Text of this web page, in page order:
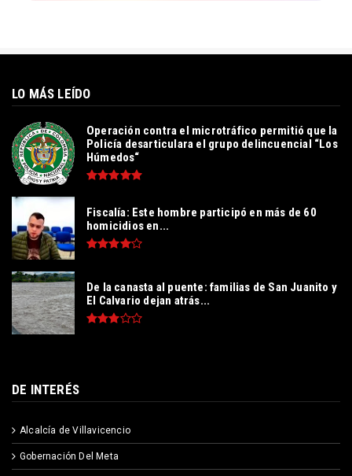
LO MÁS LEÍDO
Operación contra el microtráfico permitió que la
Policía desarticulara el grupo delincuencial “Los
Húmedos“
Fiscalía: Este hombre participó en más de 60
homicidios en...
De la canasta al puente: familias de San Juanito y
El Calvario dejan atrás...
DE INTERÉS
Alcalcía de Villavicencio
Gobernación Del Meta